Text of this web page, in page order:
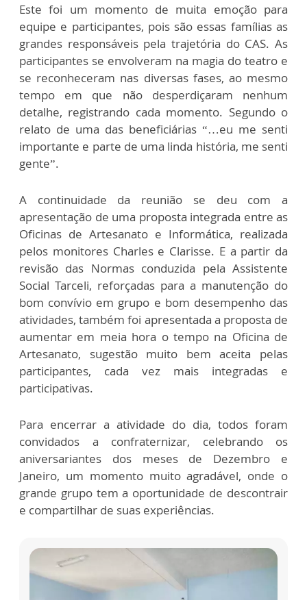
Este foi um momento de muita emoção para
equipe e participantes, pois são essas famílias as
grandes responsáveis pela trajetória do CAS. As
participantes se envolveram na magia do teatro e
se reconheceram nas diversas fases, ao mesmo
tempo em que não desperdiçaram nenhum
detalhe, registrando cada momento. Segundo o
relato de uma das beneficiárias “…eu me senti
importante e parte de uma linda história, me senti
gente”.
A continuidade da reunião se deu com a
apresentação de uma proposta integrada entre as
Oficinas de Artesanato e Informática, realizada
pelos monitores Charles e Clarisse. E a partir da
revisão das Normas conduzida pela Assistente
Social Tarceli, reforçadas para a manutenção do
bom convívio em grupo e bom desempenho das
atividades, também foi apresentada a proposta de
aumentar em meia hora o tempo na Oficina de
Artesanato, sugestão muito bem aceita pelas
participantes, cada vez mais integradas e
participativas.
Para encerrar a atividade do dia, todos foram
convidados a confraternizar, celebrando os
aniversariantes dos meses de Dezembro e
Janeiro, um momento muito agradável, onde o
grande grupo tem a oportunidade de descontrair
e compartilhar de suas experiências.